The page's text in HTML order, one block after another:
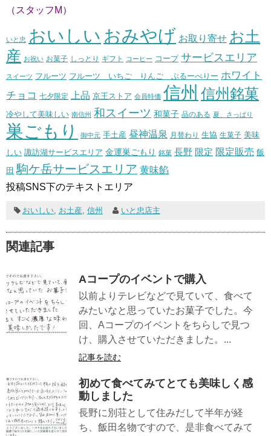
（スタッフM）
いと忠 おいしい おみやげ お取り寄せ お土
産 お祝い お菓子 しっとり ギフト コーヒー コープ サービスエリア
スイーツ フルーツ フルーツ いちご りんご ぶるーべりー ホワイト
チョコ 七夕限定 上品 京王ストア 会員特価 信州 信州銘菓
冷やして美味しい 南信州 和スイーツ 和菓子 品のある 夏、さっぱり
巣ごもり 御中元 手土産 昼神温泉 月替わり 生協 生菓子 美味
しい 諏訪湖サービスエリア 金運巣ごもり 銘菓 長野 限定 限定販売 飯
田 駒ケ岳サービスエリア 黄味餡
投稿SNS下のテキストエリア
おいしい, お土産 信州 いと忠店主
関連記事
Aコープのイベントで購入
以前よりテレビなどで見ていて、食べて
みたいなと思っていたお菓子でした。今
回、Aコープのイベントをちらしで見つ
け、購入させていただきました。...
記事を読む
初めて食べてみてとても美味しく感
動しました
長野に別荘として住みだして半年が経
ち、飯田名物ですので、是非食べてみて